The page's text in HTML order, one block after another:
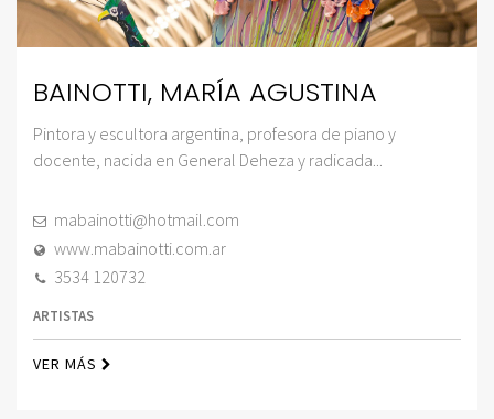
BAINOTTI, MARÍA AGUSTINA
Pintora y escultora argentina, profesora de piano y
docente, nacida en General Deheza y radicada...
mabainotti@hotmail.com
www.mabainotti.com.ar
3534 120732
ARTISTAS
VER MÁS